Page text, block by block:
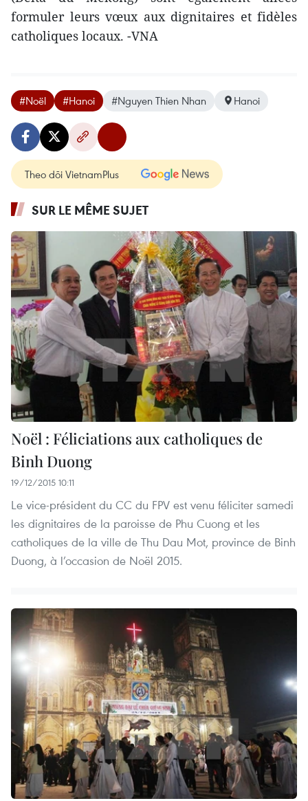
formuler leurs vœux aux dignitaires et fidèles
catholiques locaux. -VNA
#Noël #Hanoi #Nguyen Thien Nhan Hanoi
Theo dõi VietnamPlus
SUR LE MÊME SUJET
Noël : Féliciations aux catholiques de
Binh Duong
19/12/2015 10:11
Le vice-président du CC du FPV est venu féliciter samedi
les dignitaires de la paroisse de Phu Cuong et les
catholiques de la ville de Thu Dau Mot, province de Binh
Duong, à l’occasion de Noël 2015.